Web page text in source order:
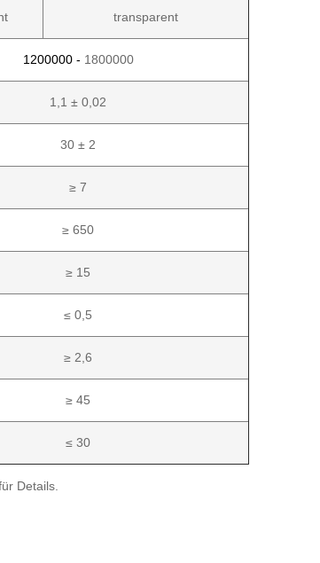
transparent
1200000 - 1800000
1,1 ± 0,02
30 ± 2
≥ 7
≥ 650
≥ 15
≤ 0,5
≥ 2,6
≥ 45
≤ 30
Details.